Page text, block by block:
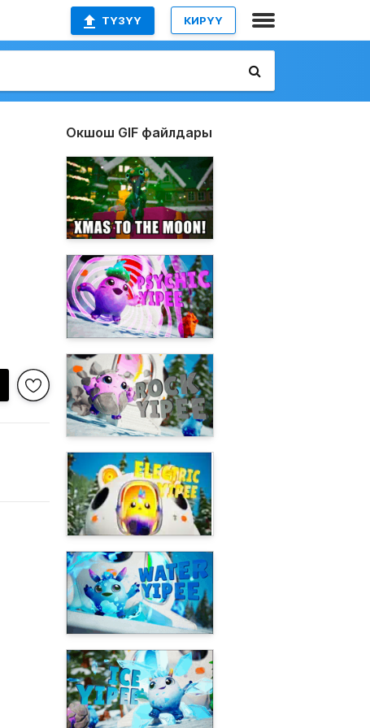
ТҮЗҮҮ КИРҮҮ
Окшош GIF файлдары